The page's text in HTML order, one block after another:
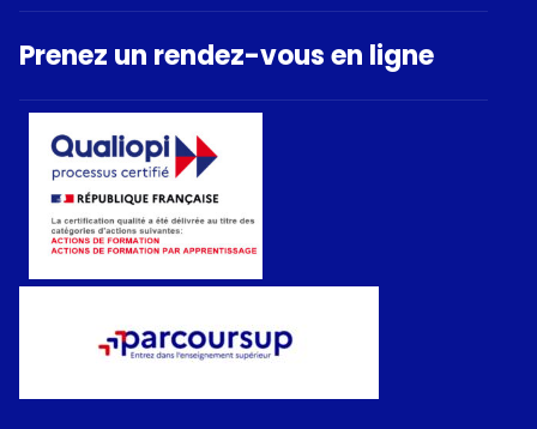
Prenez un rendez-vous en ligne